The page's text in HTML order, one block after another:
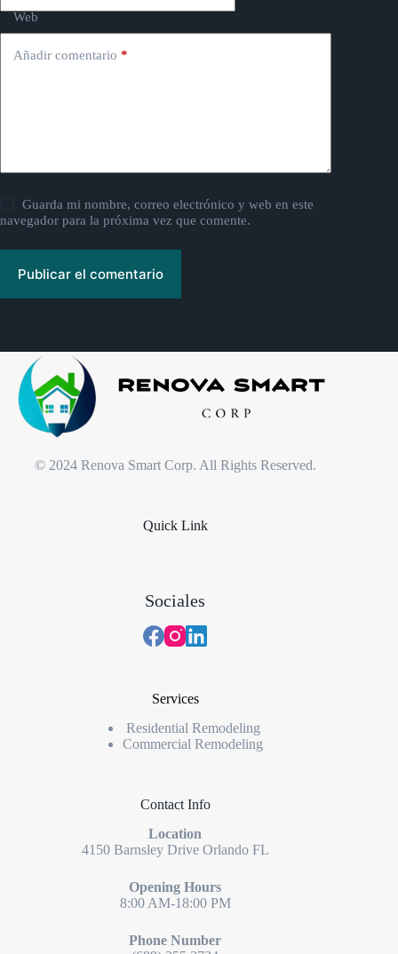
Web
Añadir comentario *
Guarda mi nombre, correo electrónico y web en este
navegador para la próxima vez que comente.
Publicar el comentario
© 2024 Renova Smart Corp. All Rights Reserved.
Quick Link
Sociales
Services
Residential Remodeling
Commercial Remodeling
Contact Info
Location
4150 Barnsley Drive Orlando FL
Opening Hours
8:00 AM-18:00 PM
Phone Number